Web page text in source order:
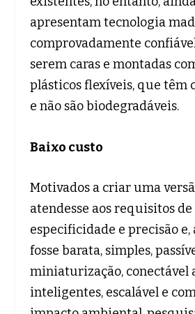
apresentam tecnologia
comprovadamente
serem caras e montadas
plásticos flexíveis, que têm
e não são biodegradáveis.
Baixo custo
Motivados a criar uma
atendesse aos requisitos
especificidade e precisão e,
fosse barata, simples,
miniaturização, conectável
inteligentes, escalável e